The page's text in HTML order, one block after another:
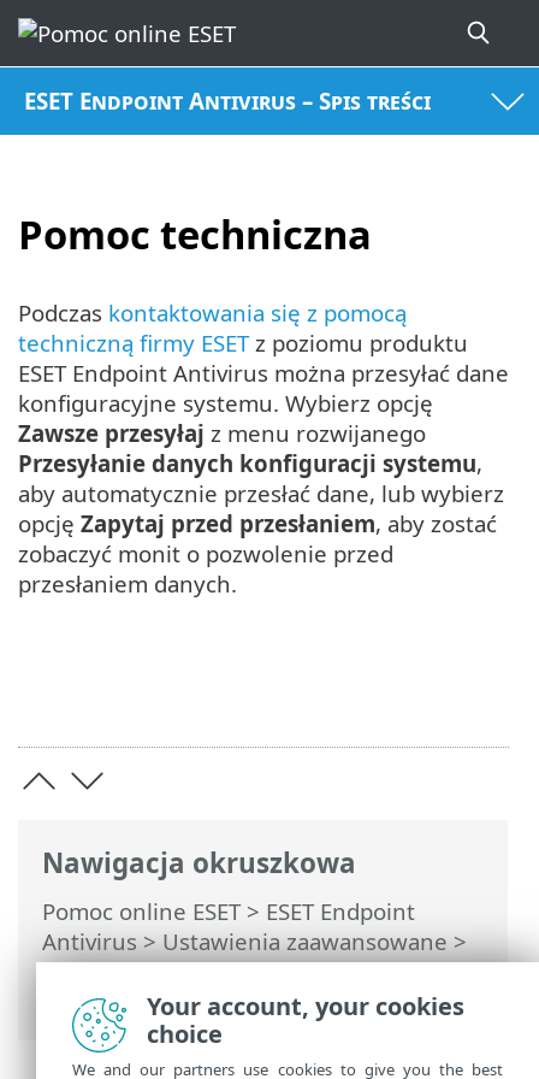
ESET Endpoint Antivirus – Spis treści
Pomoc techniczna
Nawigacja okruszkowa
Pomoc online ESET> ESET Endpoint
Antivirus>Ustawienia zaawansowane>
Rozwiązywanie problemów > Pomoc
techniczna
Podczas kontaktowania się z pomocą
techniczną firmy ESETz poziomu produktu
ESET Endpoint Antivirus można przesyłać dane
konfiguracyjne systemu. Wybierz opcję
Zawsze przesyłaj z menu rozwijanego
Przesyłanie danych konfiguracji systemu,
aby automatycznie przesłać dane, lub wybierz
opcję Zapytaj przed przesłaniem, aby zostać
zobaczyć monit o pozwolenie przed
przesłaniem danych.
Your account, your cookies
choice
We and our partners use cookies to give you the best